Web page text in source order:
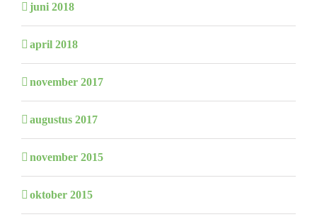
juni 2018
april 2018
november 2017
augustus 2017
november 2015
oktober 2015